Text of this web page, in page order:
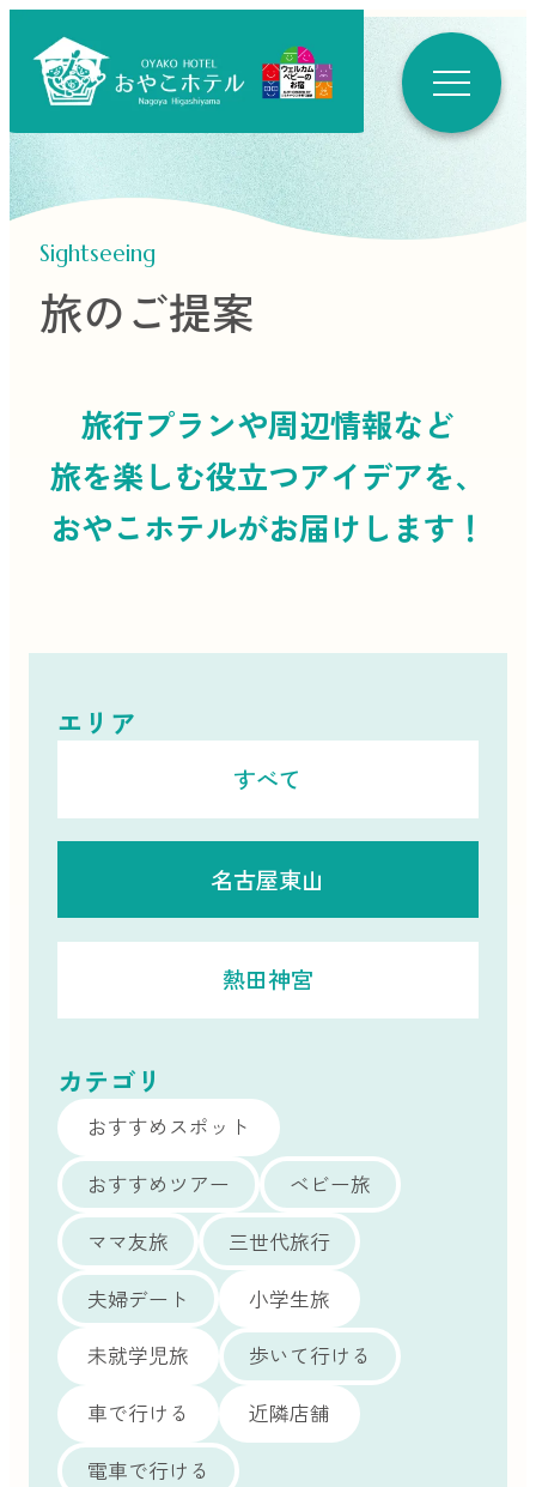
Sightseeing
旅のご提案
旅行プランや周辺情報など
旅を楽しむ役立つアイデアを、
おやこホテルがお届けします！
エリア
すべて
名古屋東山
熱田神宮
カテゴリ
おすすめスポット
おすすめツアー
ベビー旅
ママ友旅
三世代旅行
夫婦デート
小学生旅
未就学児旅
歩いて行ける
車で行ける
近隣店舗
電車で行ける